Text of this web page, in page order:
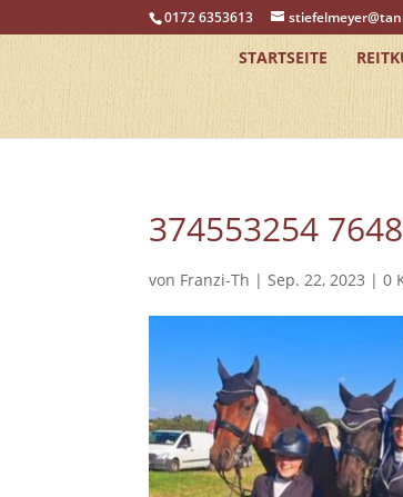
0172 6353613
STARTSEITE
374553254
von Franzi-Th | Sep. 22, 2023 |0